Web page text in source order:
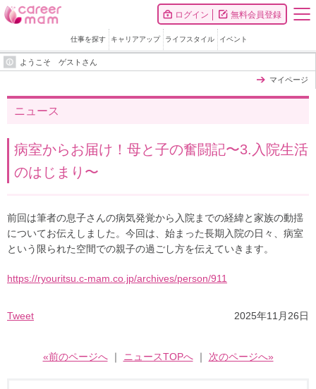
ログイン 無料会員登録
仕事を探す キャリアアップ ライフスタイル イベント
ようこそ ゲストさん
マイページ
ニュース
病室からお届け！母と子の奮闘記〜3.入院生活
のはじまり〜
前回は筆者の息子さんの病気発覚から入院までの経緯と家族の動揺
についてお伝えしました。今回は、始まった長期入院の日々、病室
という限られた空間での親子の過ごし方を伝えていきます。
https://ryouritsu.c-mam.co.jp/archives/person/911
Tweet 2025年11月26日
«前のページへ｜ ニュースTOPへ｜ 次のページへ»